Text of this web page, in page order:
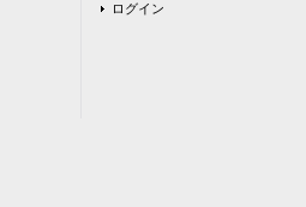
ログイン